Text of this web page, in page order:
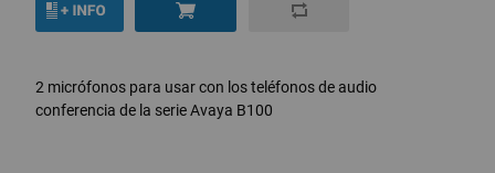
2 micrófonos para usar con los teléfonos de audio
conferencia de la serie Avaya B100